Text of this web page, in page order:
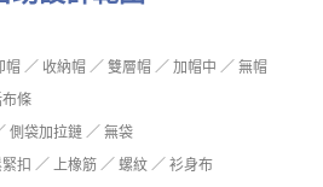
／ 收納帽 ／ 雙層帽 ／ 加帽中 ／ 無帽
條
側袋加拉鏈 ／ 無袋
扣 ／ 上橡筋 ／ 螺紋 ／ 衫身布